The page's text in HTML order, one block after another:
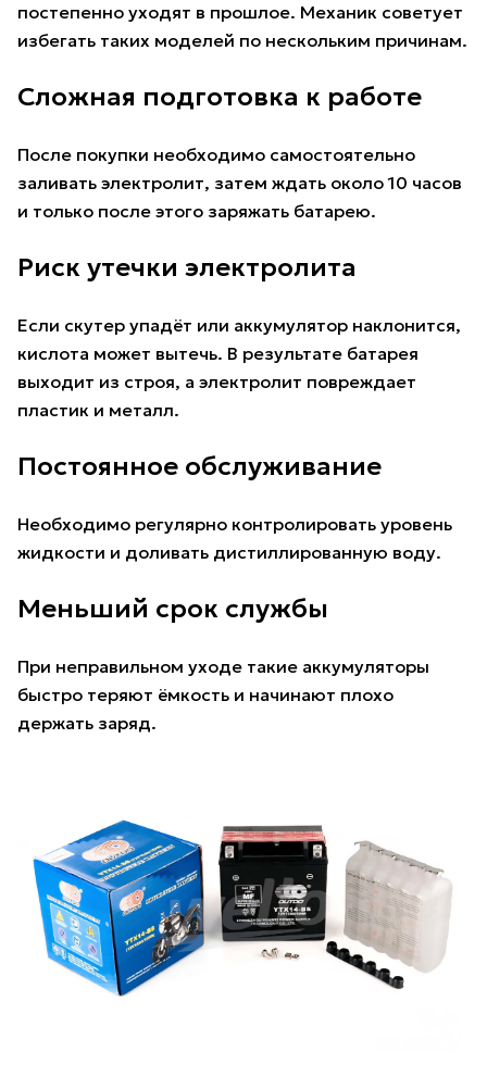
постепенно уходят в прошлое. Механик советует
избегать таких моделей по нескольким причинам.
Сложная подготовка к работе
После покупки необходимо самостоятельно
заливать электролит, затем ждать около 10 часов
и только после этого заряжать батарею.
Риск утечки электролита
Если скутер упадёт или аккумулятор наклонится,
кислота может вытечь. В результате батарея
выходит из строя, а электролит повреждает
пластик и металл.
Постоянное обслуживание
Необходимо регулярно контролировать уровень
жидкости и доливать дистиллированную воду.
Меньший срок службы
При неправильном уходе такие аккумуляторы
быстро теряют ёмкость и начинают плохо
держать заряд.